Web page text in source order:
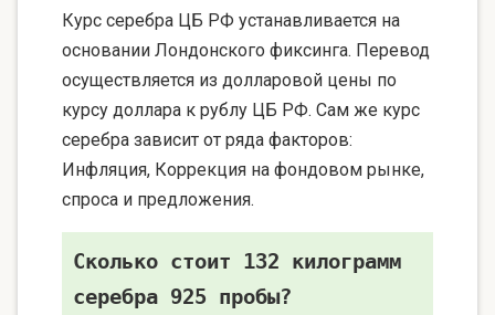
Курс серебра ЦБ РФ устанавливается на
основании Лондонского фиксинга. Перевод
осуществляется из долларовой цены по
курсу доллара к рублу ЦБ РФ. Сам же курс
серебра зависит от ряда факторов:
Инфляция, Коррекция на фондовом рынке,
спроса и предложения.
Сколько стоит 132 килограмм
серебра 925 пробы?